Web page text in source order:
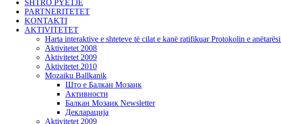
SHTRO PYETJE
PARTNERITETET
KONTAKTI
AKTIVITETET
Harta interaktive e shteteve të cilat e kanë ratifikuar Protokolin e
Aktivitetet 2008
Aktivitetet 2009
Aktivitetet 2010
Mozaiku Ballkanik
Што е Балкан Мозаик
Активности
Балкан Мозаик Newsletter
Декларација
Aktivitetet 2009